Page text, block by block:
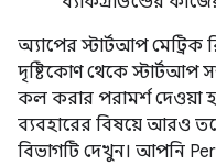
অ্যাপের স্টার্টআপ মেট্রিক
দৃষ্টিকোণ থেকে স্টার্টআপ
কল করার পরামর্শ দেওয়া
ব্যবহারের বিষয়ে আরও
বিভাগটি দেখুন। আপনি